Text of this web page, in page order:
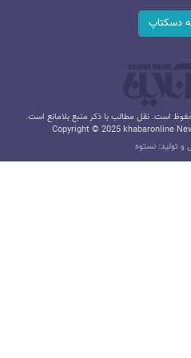
دسکتاپ
است. نقل مطالب با ذکر منبع بلامانع است.
Copyright © 2025 khabaronline
و تولید: نستوه